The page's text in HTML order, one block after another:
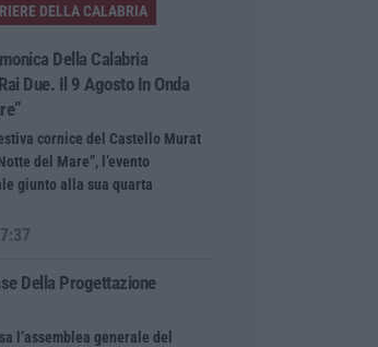
DELLA CALABRIA
Della Calabria
Due. Il 9 Agosto In Onda
cornice del Castello Murat
del Mare”, l’evento
giunto alla sua quarta
Della Progettazione
l’assemblea generale del